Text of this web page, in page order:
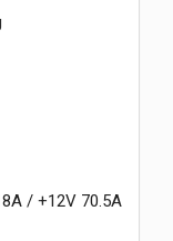
/ +12V 70.5A